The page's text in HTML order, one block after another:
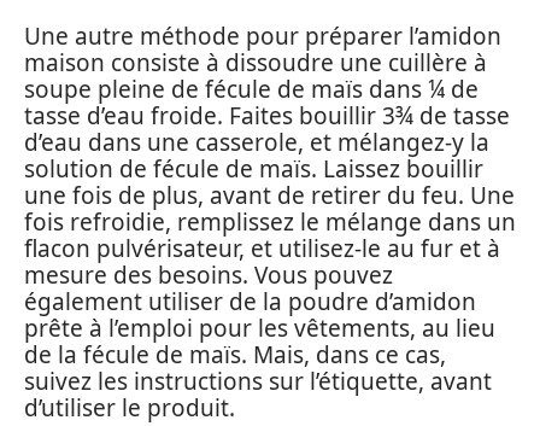
Une autre méthode pour préparer l’amidon
maison consiste à dissoudre une cuillère à
soupe pleine de fécule de maïs dans ¼ de
tasse d’eau froide. Faites bouillir 3¾ de tasse
d’eau dans une casserole, et mélangez-y la
solution de fécule de maïs. Laissez bouillir
une fois de plus, avant de retirer du feu. Une
fois refroidie, remplissez le mélange dans un
flacon pulvérisateur, et utilisez-le au fur et à
mesure des besoins. Vous pouvez
également utiliser de la poudre d’amidon
prête à l’emploi pour les vêtements, au lieu
de la fécule de maïs. Mais, dans ce cas,
suivez les instructions sur l’étiquette, avant
d’utiliser le produit.